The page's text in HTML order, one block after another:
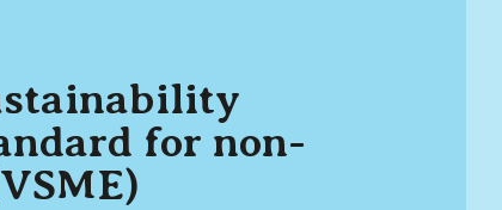
for non-